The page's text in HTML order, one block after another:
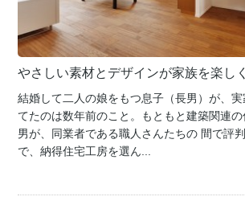
やさしい素材とデザインが家族を楽し
結婚して二人の娘をもつ息子（長男）が、
てたのは数年前のこと。もともと建築関連
男が、同業者である職人さんたちの 間で評
で、納得住宅工房を選ん...